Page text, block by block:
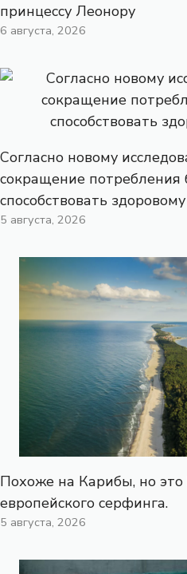
принцессу Леонору
6 августа, 2026
Согласно новому
сокращение потребления
способствовать
5 августа, 2026
Похоже на Карибы, но
европейского серфинга.
5 августа, 2026